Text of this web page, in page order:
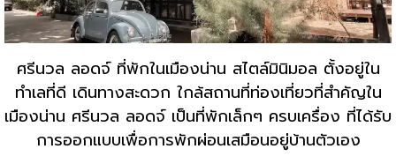
ศรีนวล ลอดจ์ ที่พักในเมืองน่าน สไตล์มินิมอล ตั้งอยู่ใน
ทำเลที่ดี เดินทางสะดวก ใกล้สถานที่ท่องเที่ยวที่สำคัญใน
เมืองน่าน ศรีนวล ลอดจ์ เป็นที่พักเล็กๆ ครบเครื่อง ที่ได้รับ
การออกแบบเพื่อการพักผ่อนเสมือนอยู่บ้านตัวเอง